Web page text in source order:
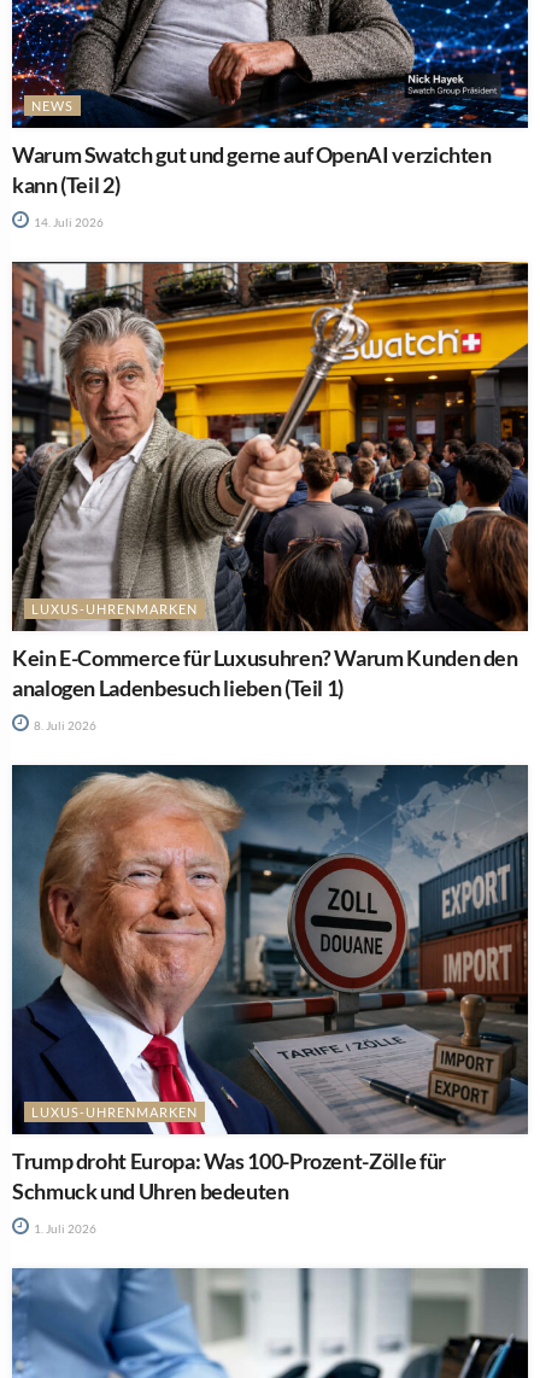
NEWS
Warum Swatch gut und gerne auf OpenAI verzichten
kann (Teil 2)
14. Juli 2026
LUXUS-UHRENMARKEN
Kein E-Commerce für Luxusuhren? Warum Kunden den
analogen Ladenbesuch lieben (Teil 1)
8. Juli 2026
LUXUS-UHRENMARKEN
Trump droht Europa: Was 100-Prozent-Zölle für
Schmuck und Uhren bedeuten
1. Juli 2026